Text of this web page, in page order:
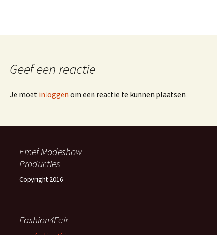
Geef een reactie
Je moet inloggen om een reactie te kunnen plaatsen.
Emef Modeshow
Producties
Copyright 2016
Fashion4Fair